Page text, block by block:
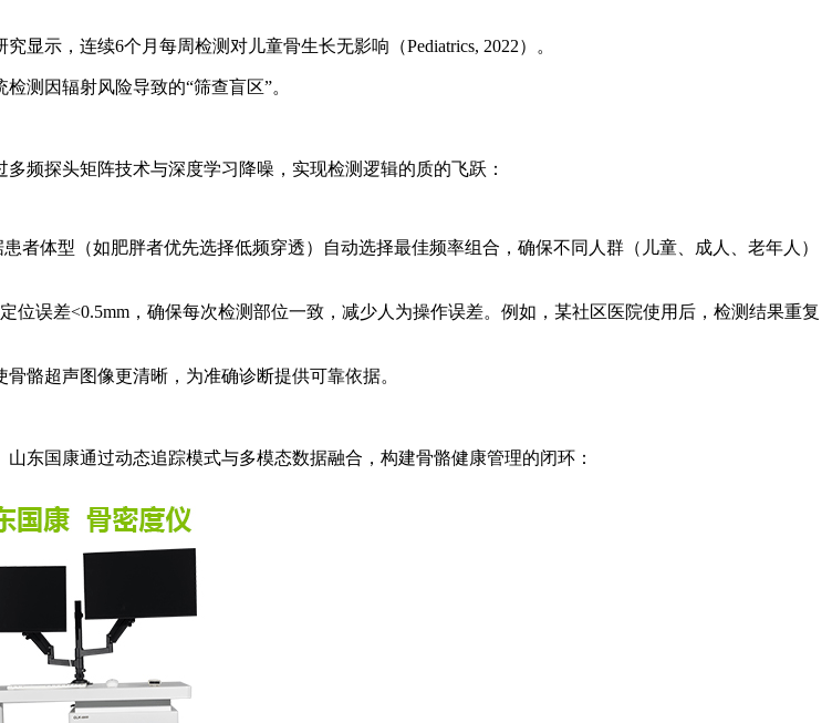
示，连续6个月每周检测对儿童骨生长无影响（Pediatrics, 2022）。
测因辐射风险导致的“筛查盲区”。
频探头矩阵技术与深度学习降噪，实现检测逻辑的质的飞跃：
者体型（如肥胖者优先选择低频穿透）自动选择最佳频率组合，确保不同人群（儿童、成人、老年人）
误差<0.5mm，确保每次检测部位一致，减少人为操作误差。例如，某社区医院使用后，检测结果重复
骼超声图像更清晰，为准确诊断提供可靠依据。
东国康通过动态追踪模式与多模态数据融合，构建骨骼健康管理的闭环：